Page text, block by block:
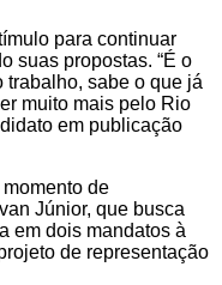
para continuar
suas propostas. “É o
trabalho, sabe o que já
muito mais pelo Rio
em publicação
de
Júnior, que busca
em dois mandatos à
de representação